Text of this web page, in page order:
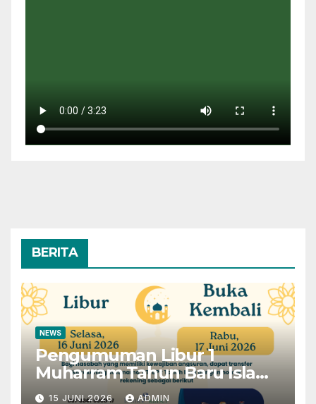
BERITA
NEWS
Pengumuman Libur 1
Muharram Tahun Baru Islam
1448H
15 JUNI 2026 ADMIN